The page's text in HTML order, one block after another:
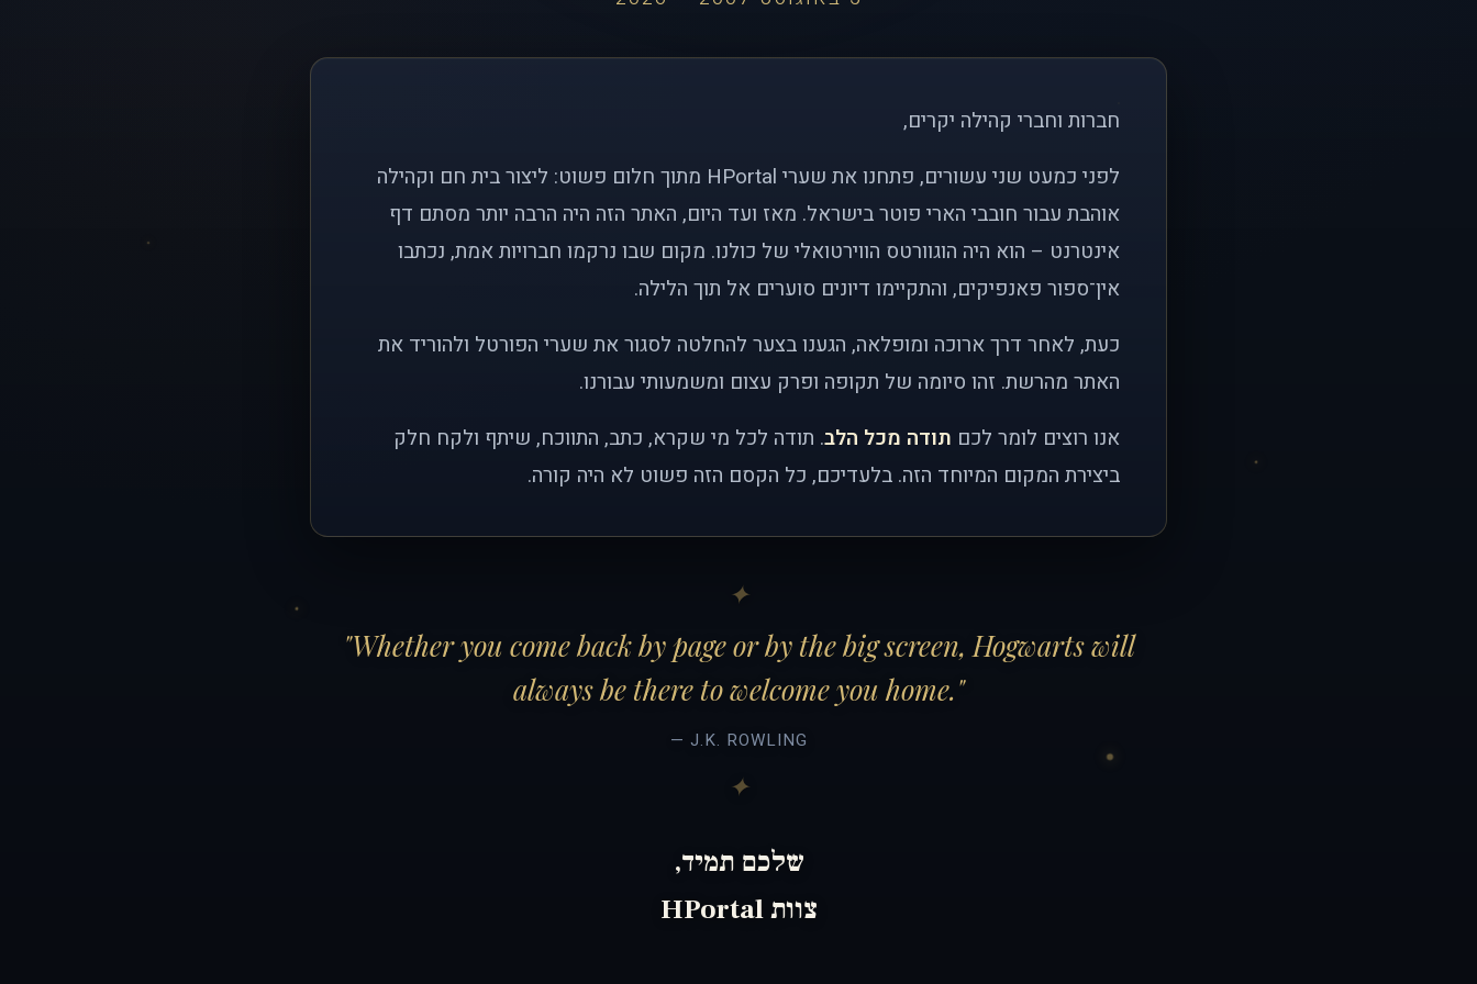
חברות וחברי קהילה יקרים,
לפני כמעט שני עשורים, פתחנו את שערי HPortal מתוך חלום פשוט: ליצור בית חם וקהילה
אוהבת עבור חובבי הארי פוטר בישראל. מאז ועד היום, האתר הזה היה הרבה יותר מסתם דף
אינטרנט – הוא היה הוגוורטס הווירטואלי של כולנו. מקום שבו נרקמו חברויות אמת, נכתבו
אין־ספור פאנפיקים, והתקיימו דיונים סוערים אל תוך הלילה.
כעת, לאחר דרך ארוכה ומופלאה, הגענו בצער להחלטה לסגור את שערי הפורטל ולהוריד את
האתר מהרשת. זהו סיומה של תקופה ופרק עצום ומשמעותי עבורנו.
אנו רוצים לומר לכם תודה מכל הלב. תודה לכל מי שקרא, כתב, התווכח, שיתף ולקח חלק
ביצירת המקום המיוחד הזה. בלעדיכם, כל הקסם הזה פשוט לא היה קורה.
"Whether you come back by page or by the big screen, Hogwarts will
always be there to welcome you home."
— J.K. ROWLING
שלכם תמיד,
צוות HPortal